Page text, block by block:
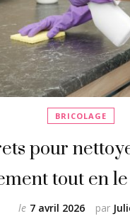
BRICOLAGE
pour
tout en
par
le 7 avril 2026